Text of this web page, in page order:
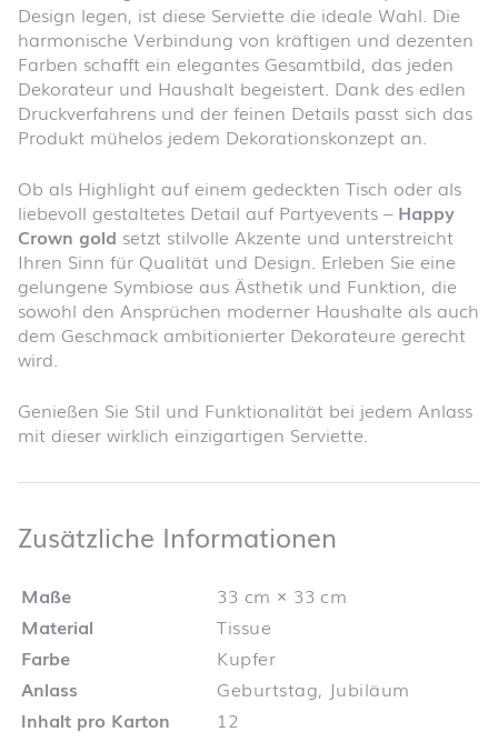
Design legen, ist diese Serviette die ideale Wahl. Die
harmonische Verbindung von kräftigen und dezenten
Farben schafft ein elegantes Gesamtbild, das jeden
Dekorateur und Haushalt begeistert. Dank des edlen
Druckverfahrens und der feinen Details passt sich das
Produkt mühelos jedem Dekorationskonzept an.
Ob als Highlight auf einem gedeckten Tisch oder als
liebevoll gestaltetes Detail auf Partyevents – Happy
Crown gold setzt stilvolle Akzente und unterstreicht
Ihren Sinn für Qualität und Design. Erleben Sie eine
gelungene Symbiose aus Ästhetik und Funktion, die
sowohl den Ansprüchen moderner Haushalte als auch
dem Geschmack ambitionierter Dekorateure gerecht
wird.
Genießen Sie Stil und Funktionalität bei jedem Anlass
mit dieser wirklich einzigartigen Serviette.
Zusätzliche Informationen
Maße
33 cm × 33 cm
Material
Tissue
Farbe
Kupfer
Anlass
Geburtstag, Jubiläum
Inhalt pro Karton
12